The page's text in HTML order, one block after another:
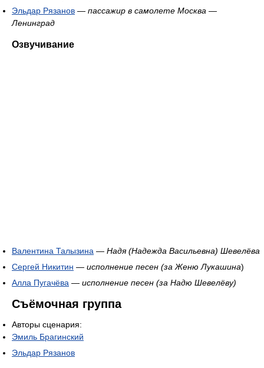
Эльдар Рязанов — пассажир в самолете Москва —
Ленинград
Озвучивание
Валентина Талызина — Надя (Надежда Васильевна) Шевелёва
Сергей Никитин — исполнение песен (за Женю Лукашина)
Алла Пугачёва — исполнение песен (за Надю Шевелёву)
Съёмочная группа
Авторы сценария:
Эмиль Брагинский
Эльдар Рязанов